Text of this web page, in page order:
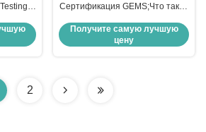
Сертификация GEMS;Что такое
Получите самую лучшую
цену
2